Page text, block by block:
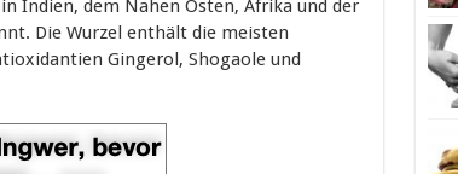
Indien, dem Nahen Osten, Afrika und der
Die Wurzel enthält die meisten
Gingerol, Shogaole und